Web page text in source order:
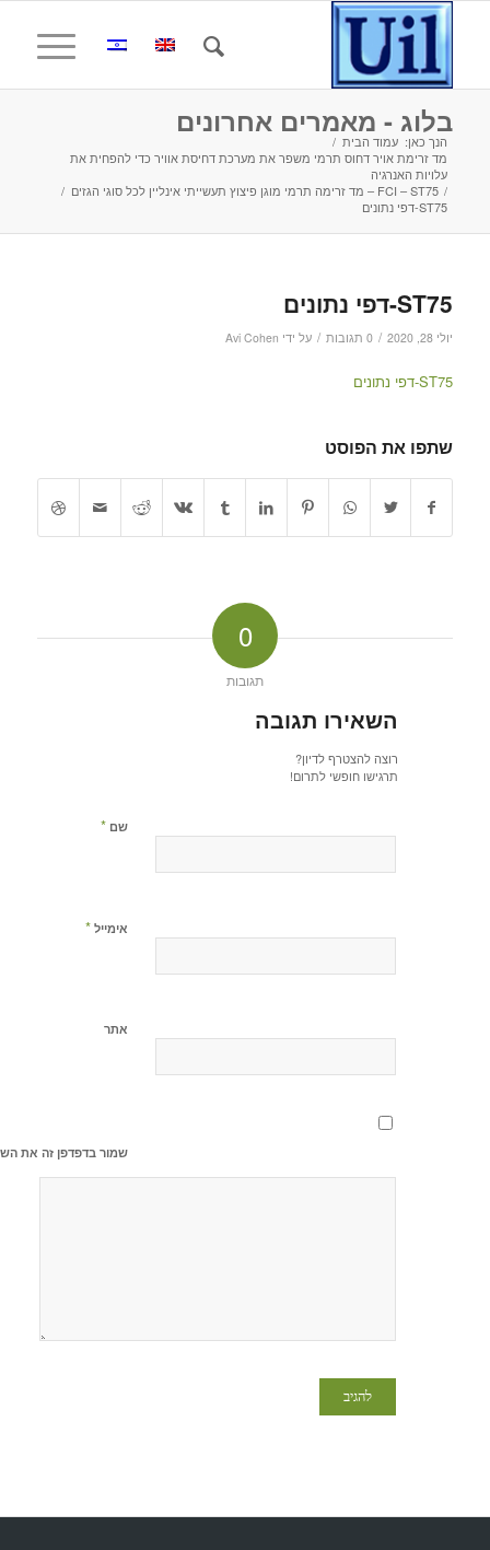
בלוג - מאמרים אחרונים
הנך כאן: עמוד הבית /
מד זרימת אויר דחוס תרמי משפר את מערכת דחיסת אוויר כדי להפחית את
עלויות האנרגיה
/ FCI – ST75 – מד זרימה תרמי מוגן פיצוץ תעשייתי אינליין לכל סוגי הגזים
/
ST75-דפי נתונים
ST75-דפי נתונים
יולי 28, 2020 / 0 תגובות / על ידי Avi Cohen
ST75-דפי נתונים
שתפו את הפוסט
0
תגובות
השאירו תגובה
רוצה להצטרף לדיון?
תרגישו חופשי לתרום!
שם *
אימייל *
אתר
שמור בדפדפן זה את